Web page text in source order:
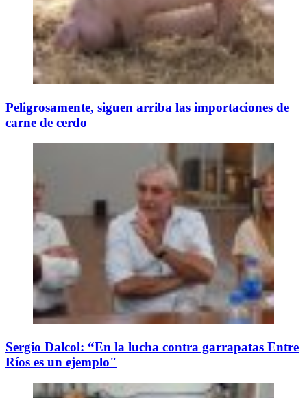
Peligrosamente, siguen arriba las importaciones de
carne de cerdo
Sergio Dalcol: “En la lucha contra garrapatas Entre
Ríos es un ejemplo"